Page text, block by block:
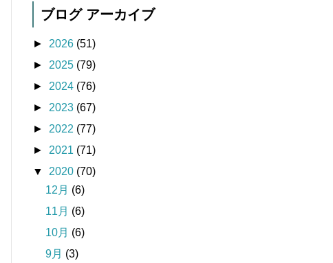
ブログ アーカイブ
► 2026 (51)
► 2025 (79)
► 2024 (76)
► 2023 (67)
► 2022 (77)
► 2021 (71)
▼ 2020 (70)
12月 (6)
11月 (6)
10月 (6)
9月 (3)